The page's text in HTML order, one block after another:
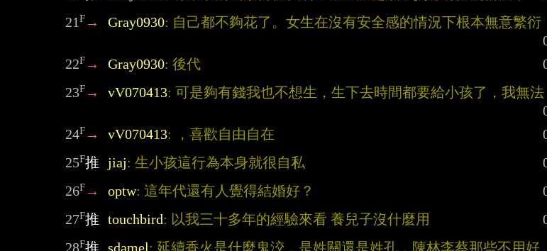
21F → Gray0930: 自己都不夠花了。女生在沒有安全感的情況下根本無意繁衍
22F → Gray0930: 後代
23F → vV070413: 可是夠有錢我也不想生，生下去時間都要給小孩了，我無法
24F → vV070413: ，喜歡自由自在
25F推 jiaj: 生小孩這行為本身就很自私
26F → optw: 這年代還有人覺得結婚好？
27F推 touchbird: 以我三十多年的經驗來看 養兒子沒什麼用
28F推 sdamel: 延續香火是什麼鬼洨，是姓關還是姓孔，陳林李蔡那些不用好